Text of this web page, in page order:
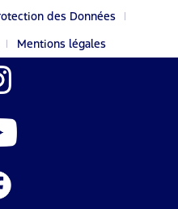
des Données
Mentions légales